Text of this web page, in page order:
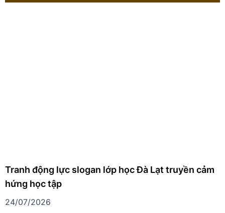
Tranh động lực slogan lớp học Đà Lạt truyền cảm
hứng học tập
24/07/2026